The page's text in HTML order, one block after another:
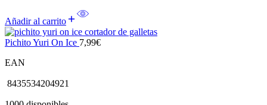
Añadir al carrito
Pichito Yuri On Ice 7,99€
EAN
8435534204921